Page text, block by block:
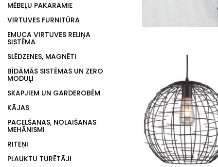
MĒBEĻU PAKARAMIE
VIRTUVES FURNITŪRA
EMUCA VIRTUVES RELIŅA
SISTĒMA
SLĒDZENES, MAGNĒTI
BĪDĀMĀS SISTĒMAS UN ZERO
MODUĻI
SKAPJIEM UN GARDEROBĒM
KĀJAS
PACELŠANAS, NOLAIŠANAS
MEHĀNISMI
RITEŅI
PLAUKTU TURĒTĀJI